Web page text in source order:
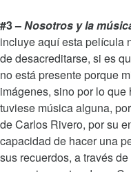
#3 –Nosotros y la
incluye aquí esta película
de desacreditarse, si es
no está presente porque
imágenes, sino por lo
tuviese música alguna,
de Carlos Rivero, por su
capacidad de hacer una
sus recuerdos, a través